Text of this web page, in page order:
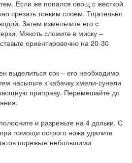
Если же попался овощ с жесткой
срезать тонким слоем. Тщательно
Затем измельчите его с
Мякоть сложите в миску –
ориентировочно на 20-30
выделиться сок – его необходимо
насыпьте к кабачку хмели-сунели
приправу. Перемешайте до
и разрежьте на 4 дольки. С
помощи острого ножа удалите
порежьте небольшими